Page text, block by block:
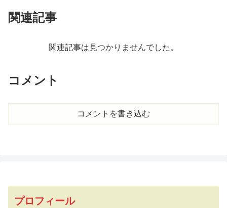
関連記事
関連記事は見つかりませんでした。
コメント
コメントを書き込む
プロフィール